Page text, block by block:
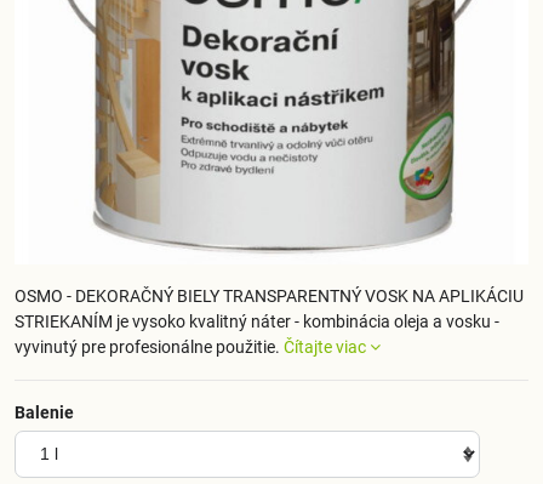
OSMO - DEKORAČNÝ BIELY TRANSPARENTNÝ VOSK NA APLIKÁCIU
STRIEKANÍM je vysoko kvalitný náter - kombinácia oleja a vosku -
vyvinutý pre profesionálne použitie. Čítajte viac
Balenie